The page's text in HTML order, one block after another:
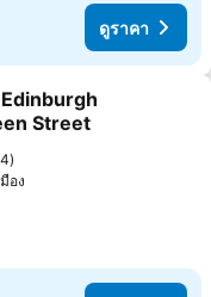
ดูราคา
ยการโปรด
Street
อง